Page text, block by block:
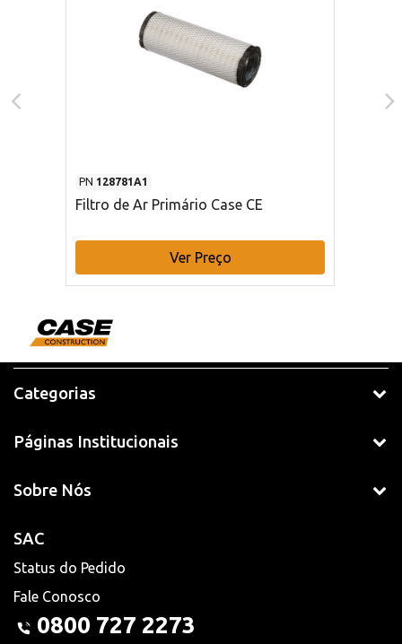
PN 128781A1
Filtro de Ar Primário Case CE
Ver Preço
Categorias
Páginas Institucionais
Sobre Nós
SAC
Status do Pedido
Fale Conosco
0800 727 2273